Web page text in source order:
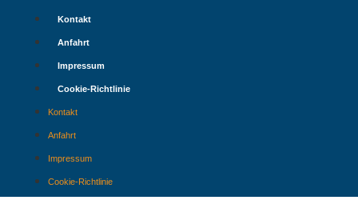
Kontakt
Anfahrt
Impressum
Cookie-Richtlinie
Kontakt
Anfahrt
Impressum
Cookie-Richtlinie